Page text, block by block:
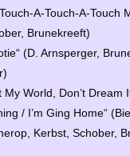
A-Touch-A-Touch
Brunekreeft)
(D. Arnsperger,
My World, Don’t Dream
/ I’m Ging Home“
Kerbst, Schober,